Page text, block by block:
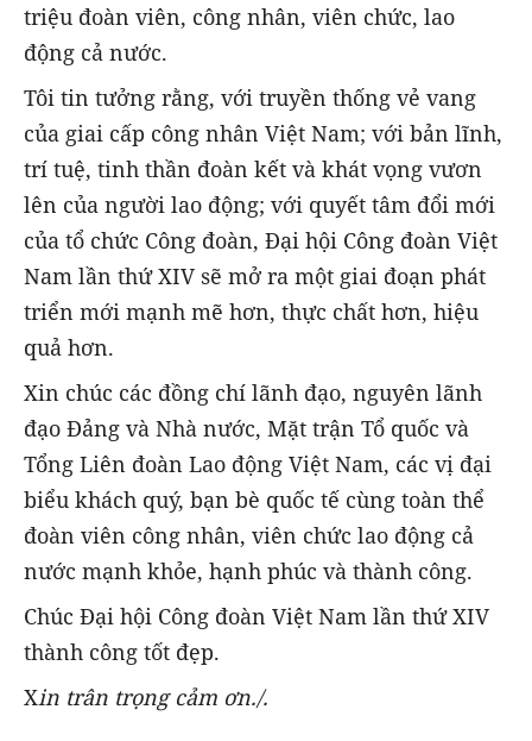
triệu đoàn viên, công nhân, viên chức, lao
động cả nước.
Tôi tin tưởng rằng, với truyền thống vẻ vang
của giai cấp công nhân Việt Nam; với bản lĩnh,
trí tuệ, tinh thần đoàn kết và khát vọng vươn
lên của người lao động; với quyết tâm đổi mới
của tổ chức Công đoàn, Đại hội Công đoàn Việt
Nam lần thứ XIV sẽ mở ra một giai đoạn phát
triển mới mạnh mẽ hơn, thực chất hơn, hiệu
quả hơn.
Xin chúc các đồng chí lãnh đạo, nguyên lãnh
đạo Đảng và Nhà nước, Mặt trận Tổ quốc và
Tổng Liên đoàn Lao động Việt Nam, các vị đại
biểu khách quý, bạn bè quốc tế cùng toàn thể
đoàn viên công nhân, viên chức lao động cả
nước mạnh khỏe, hạnh phúc và thành công.
Chúc Đại hội Công đoàn Việt Nam lần thứ XIV
thành công tốt đẹp.
Xin trân trọng cảm ơn./.